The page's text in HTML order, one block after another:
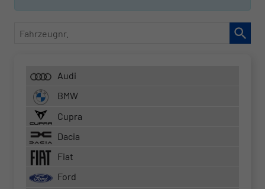
Fahrzeugnr.
Audi
BMW
Cupra
Dacia
Fiat
Ford